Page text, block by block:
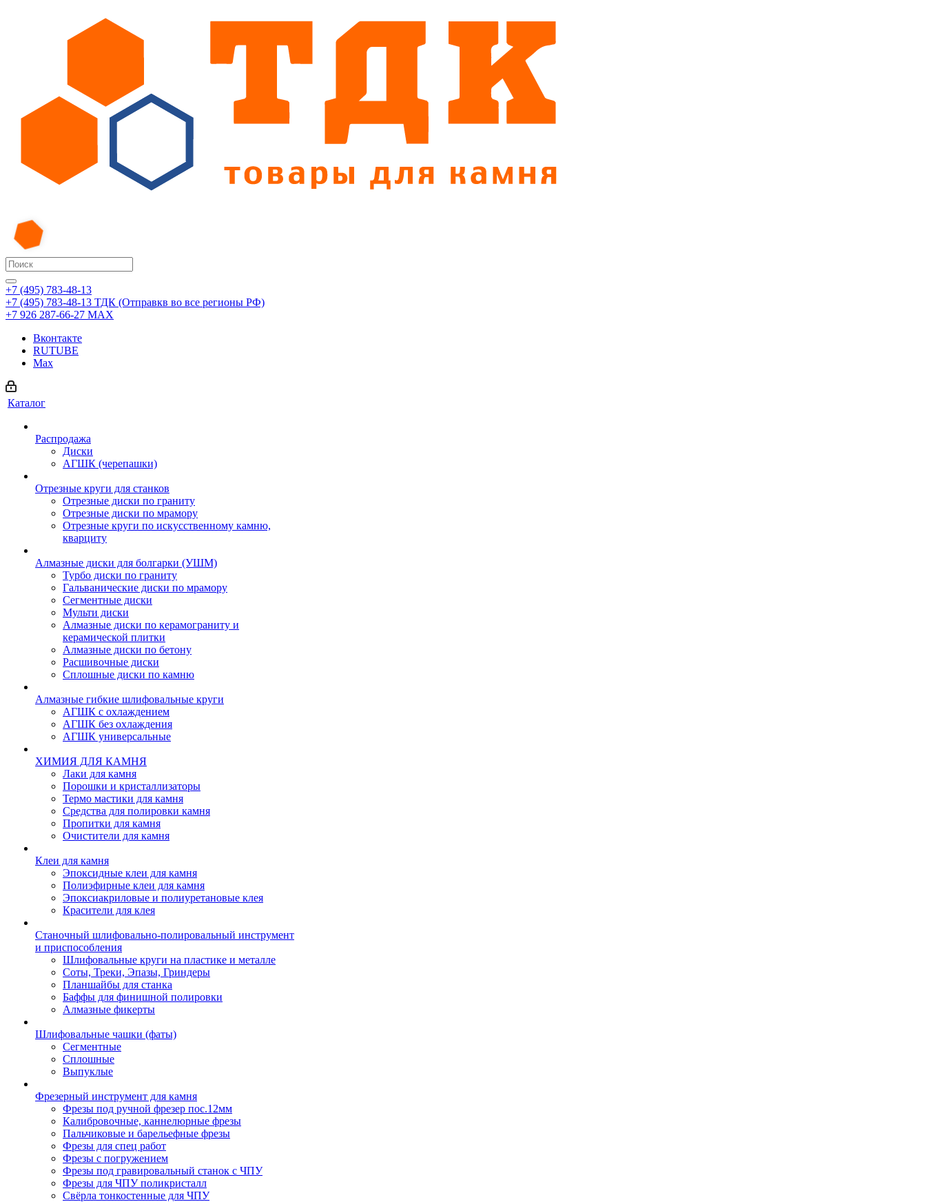
+7 (495) 783-48-13
+7 (495) 783-48-13 ТДК (Отправкв во все регионы РФ)
+7 926 287-66-27 МАХ
Вконтакте
RUTUBE
Max
Каталог
Распродажа
Диски
АГШК (черепашки)
Отрезные круги для станков
Отрезные диски по граниту
Отрезные диски по мрамору
Отрезные круги по искусственному камню,
кварциту
Алмазные диски для болгарки (УШМ)
Турбо диски по граниту
Гальванические диски по мрамору
Сегментные диски
Мульти диски
Алмазные диски по керамограниту и
керамической плитки
Алмазные диски по бетону
Расшивочные диски
Сплошные диски по камню
Алмазные гибкие шлифовальные круги
АГШК с охлаждением
АГШК без охлаждения
АГШК универсальные
ХИМИЯ ДЛЯ КАМНЯ
Лаки для камня
Порошки и кристаллизаторы
Термо мастики для камня
Средства для полировки камня
Пропитки для камня
Очистители для камня
Клеи для камня
Эпоксидные клеи для камня
Полиэфирные клеи для камня
Эпоксиакриловые и полиуретановые клея
Красители для клея
Станочный шлифовально-полировальный инструмент
и приспособления
Шлифовальные круги на пластике и металле
Соты, Треки, Эпазы, Гриндеры
Планшайбы для станка
Баффы для финишной полировки
Алмазные фикерты
Шлифовальные чашки (фаты)
Сегментные
Сплошные
Выпуклые
Фрезерный инструмент для камня
Фрезы под ручной фрезер пос.12мм
Калибровочные, каннелюрные фрезы
Пальчиковые и барельефные фрезы
Фрезы для спец работ
Фрезы с погружением
Фрезы под гравировальный станок с ЧПУ
Фрезы для ЧПУ поликристалл
Свёрла тонкостенные для ЧПУ